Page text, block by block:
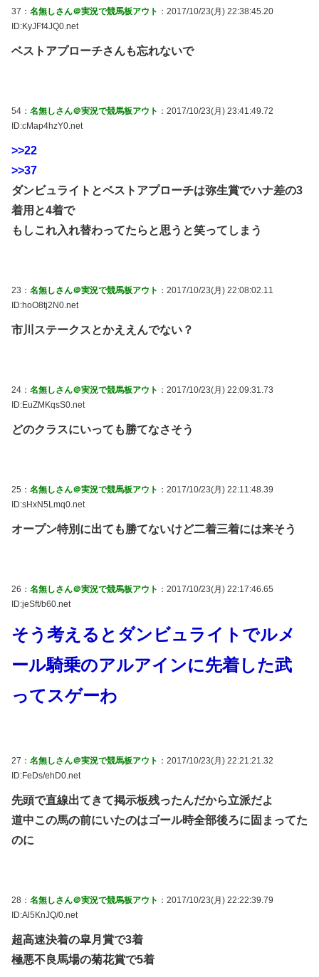
37： 名無しさん＠実況で競馬板アウト ：2017/10/23(月) 22:38:45.20
ID:KyJFf4JQ0.net
ベストアプローチさんも忘れないで
54： 名無しさん＠実況で競馬板アウト ：2017/10/23(月) 23:41:49.72
ID:cMap4hzY0.net
>>22
>>37
ダンビュライトとベストアプローチは弥生賞でハナ差の3
着用と4着で
もしこれ入れ替わってたらと思うと笑ってしまう
23： 名無しさん＠実況で競馬板アウト ：2017/10/23(月) 22:08:02.11
ID:hoO8tj2N0.net
市川ステークスとかええんでない？
24： 名無しさん＠実況で競馬板アウト ：2017/10/23(月) 22:09:31.73
ID:EuZMKqsS0.net
どのクラスにいっても勝てなさそう
25： 名無しさん＠実況で競馬板アウト ：2017/10/23(月) 22:11:48.39
ID:sHxN5Lmq0.net
オープン特別に出ても勝てないけど二着三着には来そう
26： 名無しさん＠実況で競馬板アウト ：2017/10/23(月) 22:17:46.65
ID:jeSft/b60.net
そう考えるとダンビュライトでルメ
ール騎乗のアルアインに先着した武
ってスゲーわ
27： 名無しさん＠実況で競馬板アウト ：2017/10/23(月) 22:21:21.32
ID:FeDs/ehD0.net
先頭で直線出てきて掲示板残ったんだから立派だよ
道中この馬の前にいたのはゴール時全部後ろに固まってた
のに
28： 名無しさん＠実況で競馬板アウト ：2017/10/23(月) 22:22:39.79
ID:Al5KnJQ/0.net
超高速決着の皐月賞で3着
極悪不良馬場の菊花賞で5着